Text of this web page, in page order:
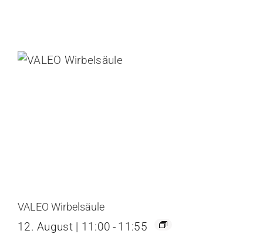
VALEO Wirbelsäule
12. August | 11:00 - 11:55